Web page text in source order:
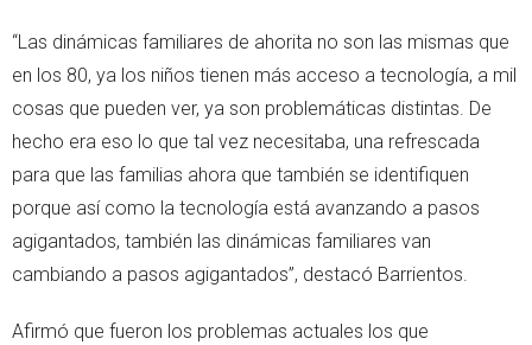
“Las dinámicas familiares de ahorita no son las mismas que
en los 80, ya los niños tienen más acceso a tecnología, a mil
cosas que pueden ver, ya son problemáticas distintas. De
hecho era eso lo que tal vez necesitaba, una refrescada
para que las familias ahora que también se identifiquen
porque así como la tecnología está avanzando a pasos
agigantados, también las dinámicas familiares van
cambiando a pasos agigantados”, destacó Barrientos.
Afirmó que fueron los problemas actuales los que